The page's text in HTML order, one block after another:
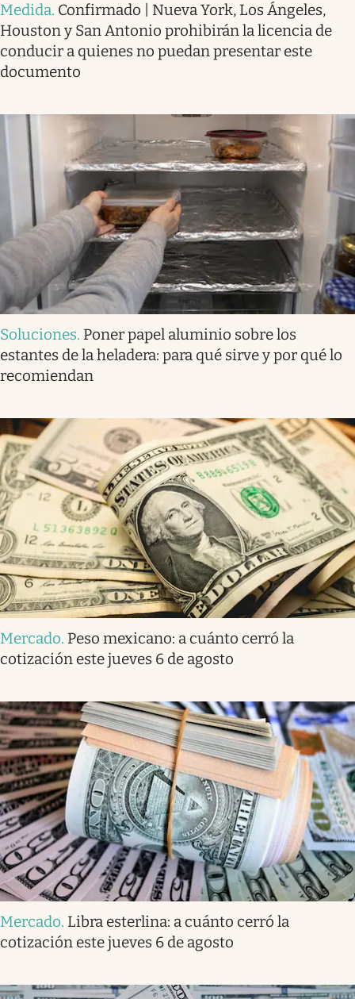
Medida. Confirmado | Nueva York, Los Ángeles,
Houston y San Antonio prohibirán la licencia de
conducir a quienes no puedan presentar este
documento
Soluciones. Poner papel aluminio sobre los
estantes de la heladera: para qué sirve y por qué lo
recomiendan
Mercado. Peso mexicano: a cuánto cerró la
cotización este jueves 6 de agosto
Mercado. Libra esterlina: a cuánto cerró la
cotización este jueves 6 de agosto